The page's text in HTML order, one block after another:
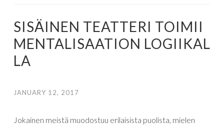
SISÄINEN TEATTERI TOIMII
MENTALISAATION LOGIIKAL
LA
JANUARY 12, 2017
Jokainen meistä muodostuu erilaisista puolista, mielen